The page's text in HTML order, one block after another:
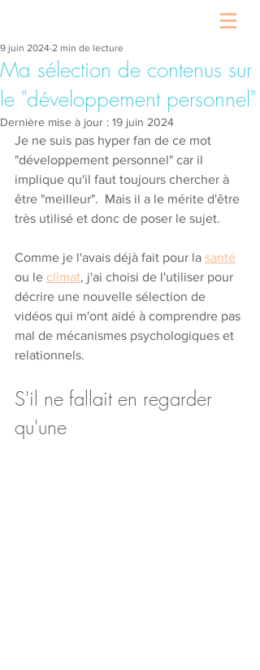
Ma sélection de contenus sur
le "développement personnel"
9 juin 2024 2 min de lecture
Dernière mise à jour : 19 juin 2024
Je ne suis pas hyper fan de ce mot
"développement personnel" car il
implique qu'il faut toujours chercher à
être "meilleur".  Mais il a le mérite d'être
très utilisé et donc de poser le sujet.
Comme je l'avais déjà fait pour la santé
ou le climat, j'ai choisi de l'utiliser pour
décrire une nouvelle sélection de
vidéos qui m'ont aidé à comprendre pas
mal de mécanismes psychologiques et
relationnels.
S'il ne fallait en regarder
qu'une